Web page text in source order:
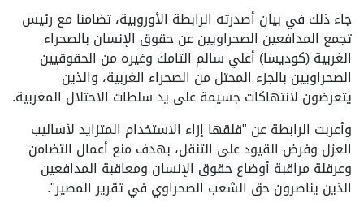
جاء ذلك في بيان أصدرته الرابطة الأوروبية، تضامنا مع رئيس
تجمع المدافعين الصحراويين عن حقوق الإنسان بالصحراء
الغربية (كوديسا) أعلي سالم التامك وغيره من الحقوقيين
الصحراويين بالجزء المحتل من الصحراء الغربية، والذين
يتعرضون لانتهاكات جسيمة على يد سلطات الاحتلال المغربية.
وأعربت الرابطة عن "قلقها إزاء الاستخدام المتزايد لأساليب
العزل وفرض القيود على التنقل، بهدف منع أعمال التضامن
وعرقلة مراقبة أوضاع حقوق الإنسان ومعاقبة المدافعين
الذين يناصرون حق الشعب الصحراوي في تقرير المصير".